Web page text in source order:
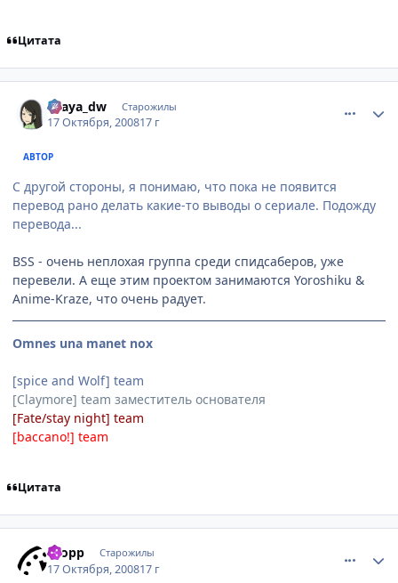
Цитата
Ellaya_dw Старожилы
17 Октября, 200817 г
АВТОР
С другой стороны, я понимаю, что пока не появится
перевод рано делать какие-то выводы о сериале. Подожду
перевода...
BSS - очень неплохая группа среди спидсаберов, уже
перевели. А еще этим проектом занимаются Yoroshiku &
Anime-Kraze, что очень радует.
Omnes una manet nox
[spice and Wolf] team
[Claymore] team заместитель основателя
[Fate/stay night] team
[baccano!] team
Цитата
Propp Старожилы
17 Октября, 200817 г